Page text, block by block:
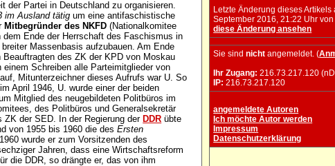
der Partei in Deutschland zu organisieren.
im Ausland tätig um eine antifaschistische
Mitbegründer des NKFD (Nationalkomitee
Ende der Herrschaft des Faschismus in
Massenbasis aufzubauen. Am Ende
des ZK der KPD von Moskau
Schreiben alle Parteimitglieder von
Mitunterzeichner dieses Aufrufs war U. So
April 1946, U. wurde einer der beiden
Mitglied des neugebildeten Politbüros im
des Politbüros und Generalsekretär
der SED. In der Regierung der DDR übte
von 1955 bis 1960 die desErsten
wurde er zum Vorsitzenden des
Jahren, dass eine Wirtschaftsreform
die DDR, so drängte er, das von ihm
Letzte Änderung dieses Artikels
September 2016, 21:22 Uhr
diese Änderung ansehen
Sie sindnicht angemeldet. (
Ihr Zugang: 216.73.217.120
IP: 216.73.217.120
angemeldete Autoren
Ich möchte Autor werden
Impressum
Datenschutzerklärung